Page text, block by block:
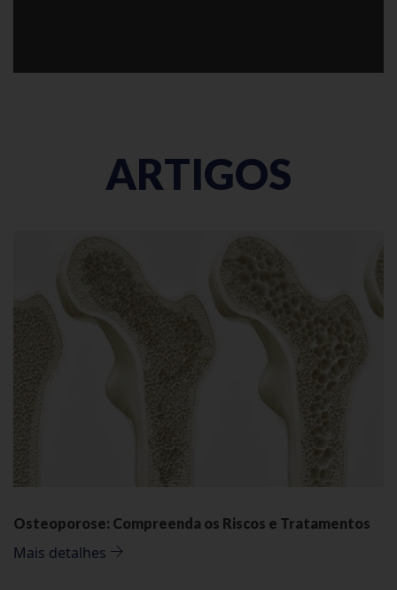
ARTIGOS
Osteoporose: Compreenda os Riscos e Tratamentos
Mais detalhes